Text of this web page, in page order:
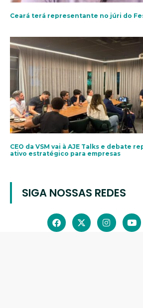
Ceará terá representante no júri do
CEO da VSM vai à AJE Talks e debate
ativo estratégico para empresas
SIGA NOSSAS REDES